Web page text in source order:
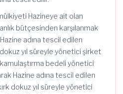
Hazineye ait olan
bütçesinden karşılanmak
adına tescil edilen
yıl süreyle yönetici şirket
kamulaştırma bedeli yönetici
Hazine adına tescil edilen
dokuz yıl süreyle yönetici